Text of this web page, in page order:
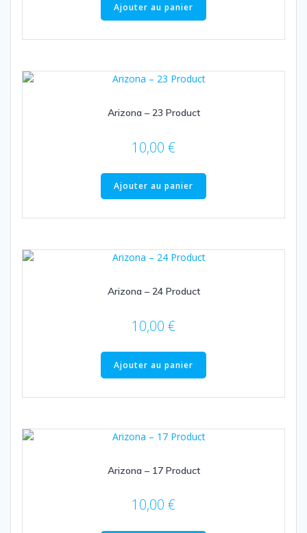
Ajouter au panier
Arizona – 23 Product
10,00 €
Ajouter au panier
Arizona – 24 Product
10,00 €
Ajouter au panier
Arizona – 17 Product
10,00 €